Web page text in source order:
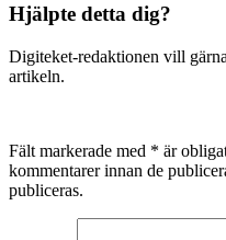
Hjälpte detta dig?
Digiteket-redaktionen vill
artikeln.
Fält markerade med * är
kommentarer innan de
publiceras.